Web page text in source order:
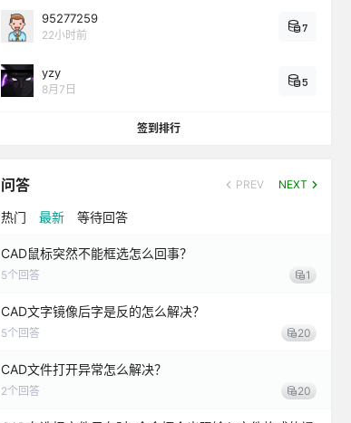
95277259
22小时前
7
yzy
8月7日
5
签到排行
问答 PREV NEXT
热门 最新 等待回答
CAD鼠标突然不能框选怎么回事？
5个回答 1
CAD文字镜像后字是反的怎么解决？
5个回答 20
CAD文件打开异常怎么解决？
2个回答 20